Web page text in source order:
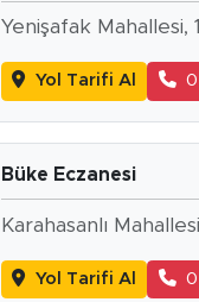
Yenişafak
Yol Tarifi Al 0
Büke Eczanesi
Karahasanlı
Yol Tarifi Al